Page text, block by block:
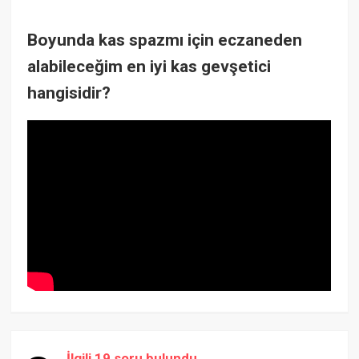
Boyunda kas spazmı için eczaneden
alabileceğim en iyi kas gevşetici
hangisidir?